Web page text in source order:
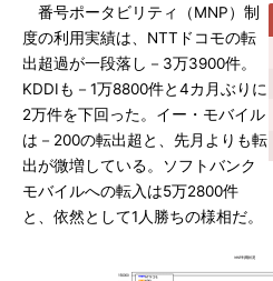
番号ポータビリティ（MNP）制
度の利用実績は、NTTドコモの転
出超過が一段落し－3万3900件。
KDDIも－1万8800件と4カ月ぶりに
2万件を下回った。イー・モバイル
は－200の転出超と、先月よりも転
出が微増している。ソフトバンク
モバイルへの転入は5万2800件
と、依然として1人勝ちの様相だ。